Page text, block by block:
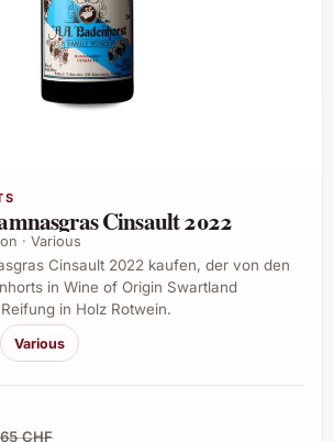
Cinsault 2022
· Various
Cinsault 2022 kaufen, der von den
in Wine of Origin Swartland
in Holz Rotwein.
Various
CHF